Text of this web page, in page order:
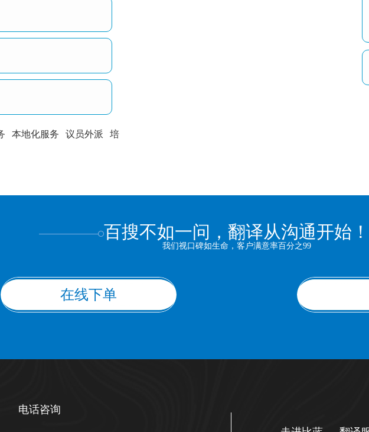
本地化服务 议员外派 培
百搜不如一问，翻译从沟通开始！
我们视口碑如生命，客户满意率百分之99
在线下单
电话咨询